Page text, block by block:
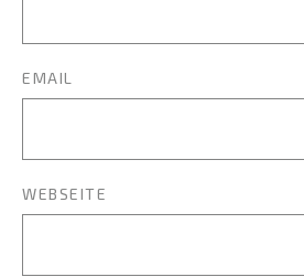
EMAIL
WEBSEITE